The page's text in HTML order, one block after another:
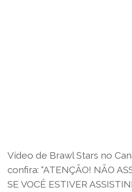
Vídeo de Brawl Stars no
confira: “ATENÇÃO! NÃO
SE VOCÊ ESTIVER